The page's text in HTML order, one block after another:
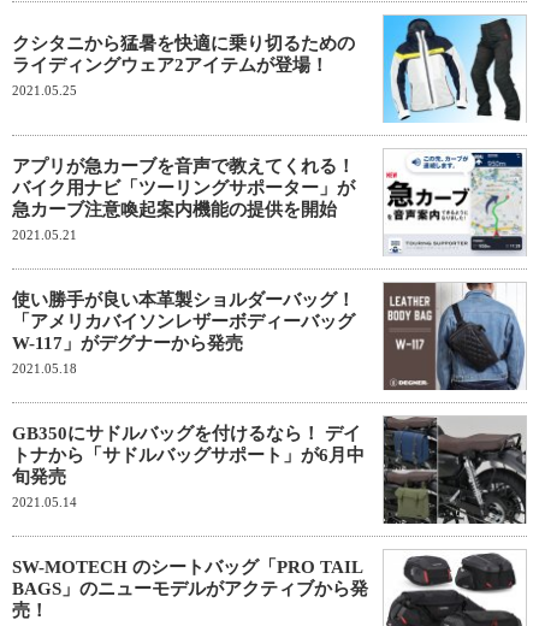
クシタニから猛暑を快適に乗り切るための
ライディングウェア2アイテムが登場！
2021.05.25
アプリが急カーブを音声で教えてくれる！
バイク用ナビ「ツーリングサポーター」が
急カーブ注意喚起案内機能の提供を開始
2021.05.21
使い勝手が良い本革製ショルダーバッグ！
「アメリカバイソンレザーボディーバッグ
W-117」がデグナーから発売
2021.05.18
GB350にサドルバッグを付けるなら！ デイ
トナから「サドルバッグサポート」が6月中
旬発売
2021.05.14
SW-MOTECH のシートバッグ「PRO TAIL
BAGS」のニューモデルがアクティブから発
売！